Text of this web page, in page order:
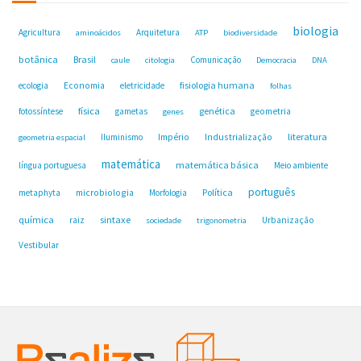
Agricultura aminoácidos Arquitetura ATP biodiversidade biologia
botânica Brasil caule citologia Comunicação Democracia DNA
ecologia Economia eletricidade fisiologia humana folhas
fotossíntese física gametas genes genética geometria
geometria espacial Iluminismo Império Industrialização literatura
língua portuguesa matemática matemática básica Meio ambiente
metaphyta microbiologia Morfologia Política português
química raiz sintaxe sociedade trigonometria Urbanização
Vestibular